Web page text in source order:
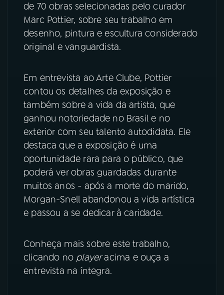
08PRÊMIO RÁDIO MEC
ACOMPANHE A RÁDIO MEC
YouTube Facebook
Instagram X
de 70 obras selecionadas pelo curador
Marc Pottier, sobre seu trabalho em
desenho, pintura e escultura considerado
original e vanguardista.
Em entrevista ao Arte Clube, Pottier
contou os detalhes da exposição e
também sobre a vida da artista, que
ganhou notoriedade no Brasil e no
exterior com seu talento autodidata. Ele
destaca que a exposição é uma
oportunidade rara para o público, que
poderá ver obras guardadas durante
muitos anos - após a morte do marido,
Morgan-Snell abandonou a vida artística
e passou a se dedicar à caridade.
Conheça mais sobre este trabalho,
clicando no playeracima e ouça a
entrevista na íntegra.